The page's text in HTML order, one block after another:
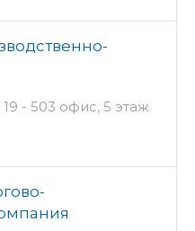
- 503 офис, 5 этаж